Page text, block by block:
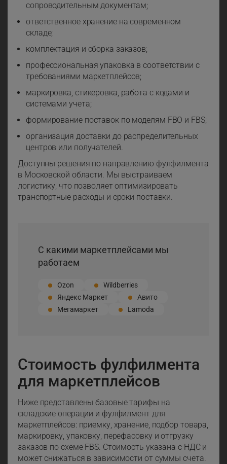
сопроводительным документам;
ответственное хранение на современном
складе;
комплектация и сборка заказов;
профессиональная упаковка в соответствии с
требованиями маркетплейсов;
маркировка, стикеровка, работа с кодами и
системами учета;
формирование поставок по моделям FBO и FBS;
организация доставки до распределительных
центров или получателей.
Доступны решения по направлению фулфилмента
в Московской области. Мы выстраиваем
логистику, что позволяет оптимизировать
транспортные расходы и сроки поставки.
С какими маркетплейсами мы
работаем
Ozon
Wildberries
Яндекс Маркет
Авито
Мегамаркет
Lamoda
Стоимость фулфилмента
для маркетплейсов
Ниже представлены базовые тарифы на
складские операции и фулфилмент для
маркетплейсов: приемку, хранение, подбор товара,
маркировку, упаковку, перефасовку и отгрузку
заказов по схеме FBS. Стоимость указана с НДС и
может снижаться в зависимости от суммы счета.